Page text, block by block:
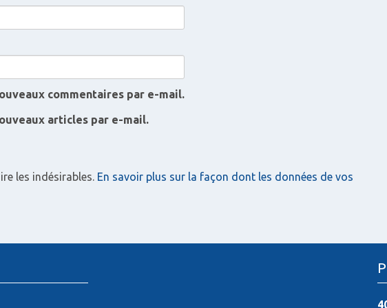
commentaires par e-mail.
articles par e-mail.
les indésirables. En savoir plus sur la façon dont les données de vos